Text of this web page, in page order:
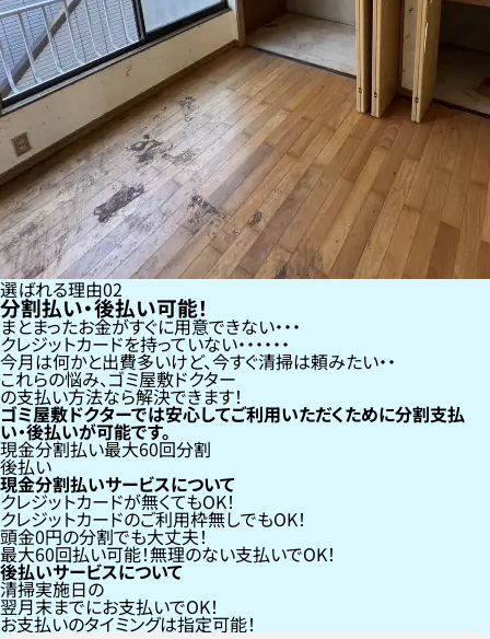
選ばれる理由02
分割払い・後払い可能！
まとまったお金がすぐに用意できない
クレジットカードを持っていない・・・
今月は何かと出費多いけど、今すぐ清掃は頼みたい
これらの悩み、ゴミ屋敷ドクター
の支払い方法なら解決できます！
ゴミ屋敷ドクターでは安心してご利用いただくために分割支払
い・後払いが可能です。
現金分割払い最大60回分割
後払い
現金分割払いサービスについて
クレジットカードが無くてもOK！
クレジットカードのご利用枠無しでもOK！
頭金0円の分割でも大丈夫！
最大60回払い可能！無理のない支払いでOK！
後払いサービスについて
清掃実施日の
翌月末までにお支払いでOK！
お支払いのタイミングは指定可能！